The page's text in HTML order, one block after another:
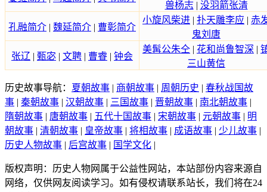
兽杨志| 没羽箭张清
孔融简介 | 魏延简介 | 曹彰简介
小旋风柴进 | 扑天雕李应 | 赤
鬼刘唐
张辽 | 甄宓 | 文聘 | 曹睿 | 钟会
美髯公朱仝 | 花和尚鲁智深 |
三山黄信
历史故事导航： 夏朝故事 | 商朝故事 | 周朝历史 | 春秋战国故
事 | 秦朝故事 | 汉朝故事 | 三国故事 | 晋朝故事 | 南北朝故事 |
隋朝故事 | 唐朝故事 | 五代十国故事 | 宋朝故事 | 元朝故事 | 明
朝故事 | 清朝故事 | 皇帝故事 | 将相故事 | 成语故事 | 少儿故事 |
历史人物故事 | 后宫故事 | 国学文化 |
版权声明：历史人物网属于公益性网站，本站部份内容来源自
网络，仅供网友阅读学习。如有侵权请联系站长，我们将在24